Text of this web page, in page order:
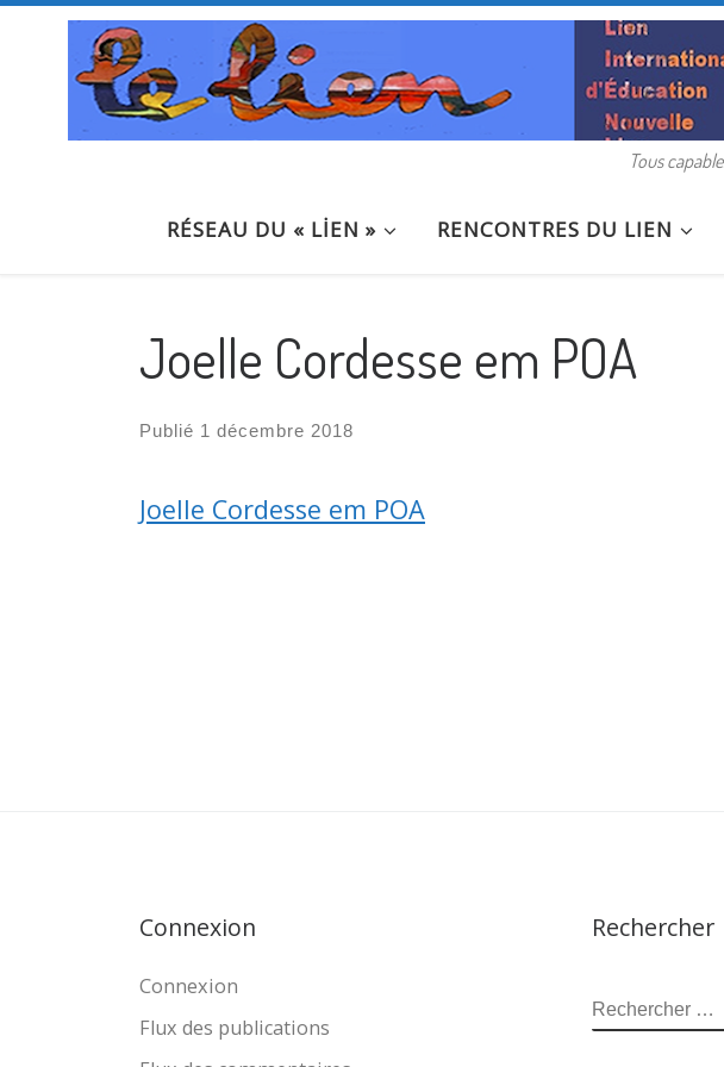
Passer au contenu
Tous
RÉSEAU DU « LİEN » RENCONTRES DU LIEN
Joelle Cordesse em POA
Publié 1 décembre 2018
Joelle Cordesse em POA
Connexion
Connexion
Flux des publications
Rechercher